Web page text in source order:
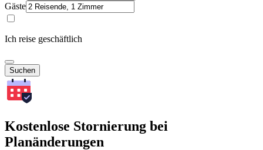
Gäste
Ich reise geschäftlich
Suchen
Kostenlose Stornierung bei
Planänderungen